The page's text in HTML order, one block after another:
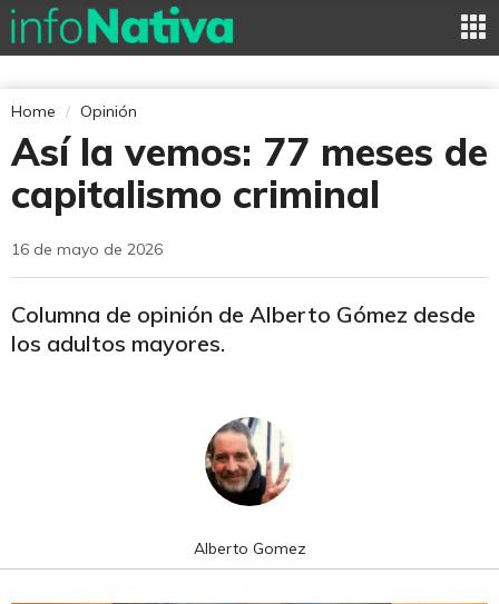
Home Opinión
Así la vemos: 77 meses de
capitalismo criminal
16 de mayo de 2026
Columna de opinión de Alberto Gómez desde
los adultos mayores.
Alberto Gomez